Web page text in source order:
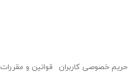
حریم خصوصی کاربران قوانین و مقررات